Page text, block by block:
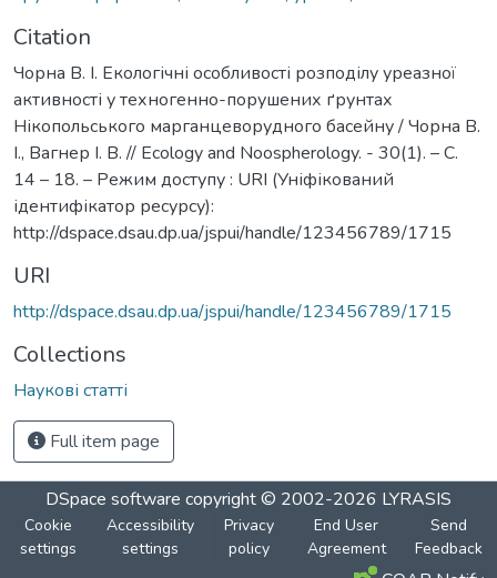
Citation
Чорна В. І. Екологічні особливості розподілу уреазної
активності у техногенно-порушених ґрунтах
Нікопольського марганцеворудного басейну / Чорна В.
І., Вагнер І. В. // Ecology and Noospherology. - 30(1). – С.
14 – 18. – Режим доступу : URI (Уніфікований
ідентифікатор ресурсу):
http://dspace.dsau.dp.ua/jspui/handle/123456789/1715
URI
http://dspace.dsau.dp.ua/jspui/handle/123456789/1715
Collections
Наукові статті
Full item page
DSpace software copyright © 2002-2026 LYRASIS
Cookie
settings
Accessibility
settings
Privacy
policy
End User
Agreement
Send
Feedback